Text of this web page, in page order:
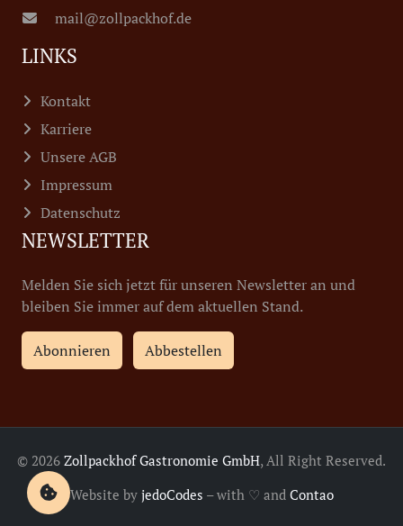
mail@zollpackhof.de
LINKS
Kontakt
Karriere
Unsere AGB
Impressum
Datenschutz
NEWSLETTER
Melden Sie sich jetzt für unseren Newsletter an und
bleiben Sie immer auf dem aktuellen Stand.
Abonnieren Abbestellen
© 2026 Zollpackhof Gastronomie GmbH, All Right Reserved.
Website by jedoCodes – with ♡ and Contao